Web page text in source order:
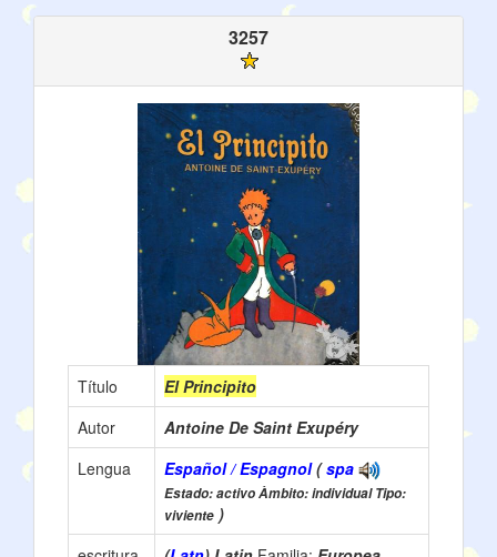
3257
Título
El Principito
Autor
Antoine De Saint Exupéry
Lengua
Español / Espagnol(spa
Estado: activo Àmbito: individual Tipo:
viviente )